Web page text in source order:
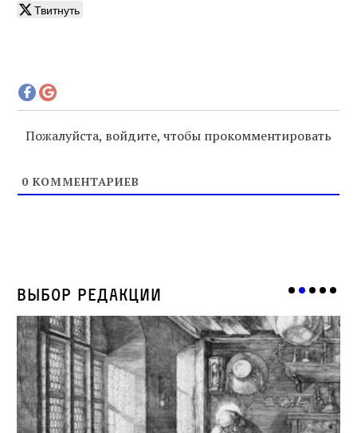
Твитнуть
Пожалуйста, войдите, чтобы прокомментировать
0 КОММЕНТАРИЕВ
Выбор редакции